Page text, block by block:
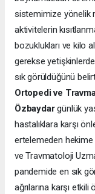
sistemimize yönelik
aktivitelerin
bozuklukları ve kilo
gerekse
sık görüldüğünü
Ortopedi ve
Özbaydargünlük
hastalıklara karşı
ertelemeden
ve Travmatoloji
pandemide en sık
ağrılarına karşı